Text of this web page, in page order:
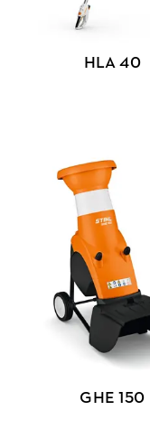
HLA 40
GHE 150